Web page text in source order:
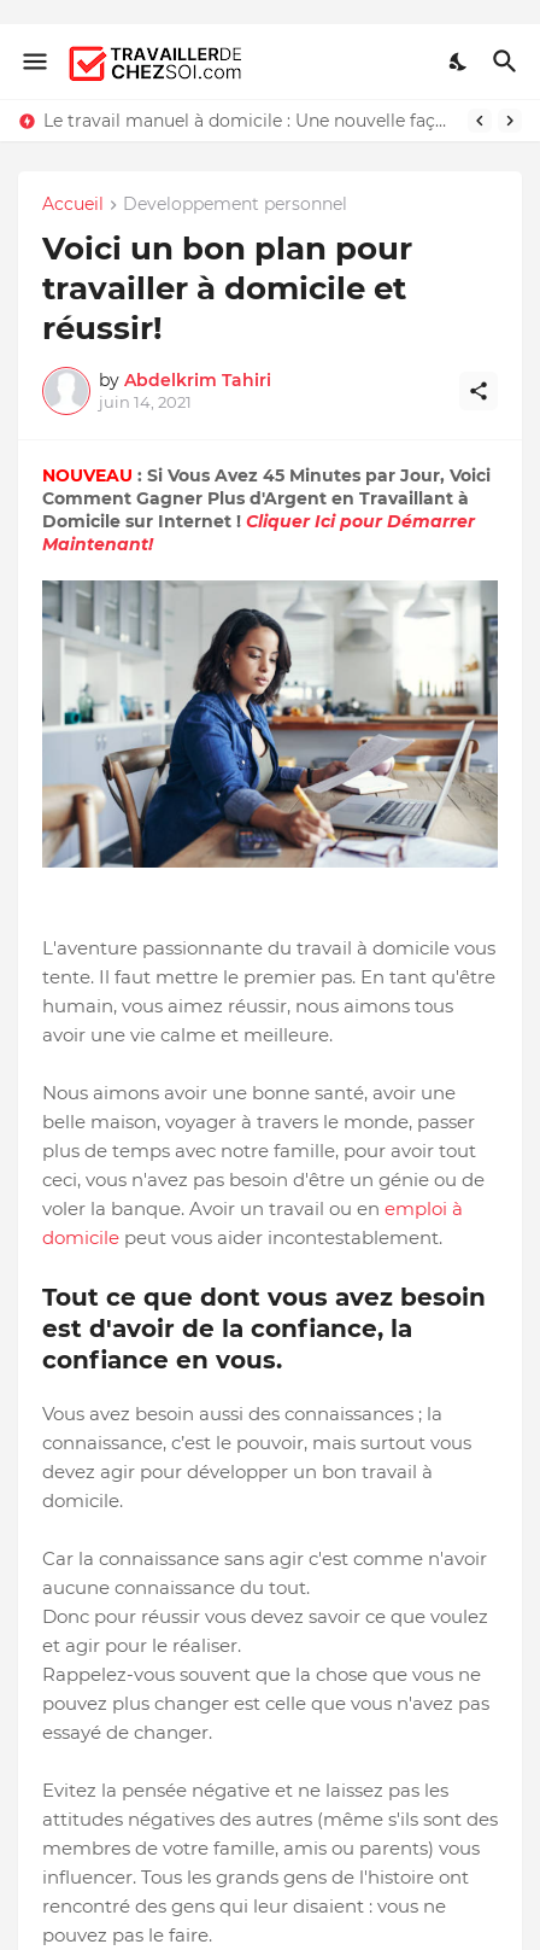
Le travail manuel à domicile : Une nouvelle façon de travailler chez soi
Accueil Developpement personnel
Voici un bon plan pour
travailler à domicile et
réussir!
by Abdelkrim Tahiri
juin 14, 2021
NOUVEAU : Si Vous Avez 45 Minutes par Jour, Voici
Comment Gagner Plus d'Argent en Travaillant à
Domicile sur Internet ! Cliquer Ici pour Démarrer
Maintenant!
L'aventure passionnante du travail à domicile vous
tente. Il faut mettre le premier pas. En tant qu'être
humain, vous aimez réussir, nous aimons tous
avoir une vie calme et meilleure.
Nous aimons avoir une bonne santé, avoir une
belle maison, voyager à travers le monde, passer
plus de temps avec notre famille, pour avoir tout
ceci, vous n'avez pas besoin d'être un génie ou de
voler la banque. Avoir un travail ou en emploi à
domicile peut vous aider incontestablement.
Tout ce que dont vous avez besoin
est d'avoir de la confiance, la
confiance en vous.
Vous avez besoin aussi des connaissances ; la
connaissance, c’est le pouvoir, mais surtout vous
devez agir pour développer un bon travail à
domicile.
Car la connaissance sans agir c'est comme n'avoir
aucune connaissance du tout.
Donc pour réussir vous devez savoir ce que voulez
et agir pour le réaliser.
Rappelez-vous souvent que la chose que vous ne
pouvez plus changer est celle que vous n'avez pas
essayé de changer.
Evitez la pensée négative et ne laissez pas les
attitudes négatives des autres (même s'ils sont des
membres de votre famille, amis ou parents) vous
influencer. Tous les grands gens de l'histoire ont
rencontré des gens qui leur disaient : vous ne
pouvez pas le faire.